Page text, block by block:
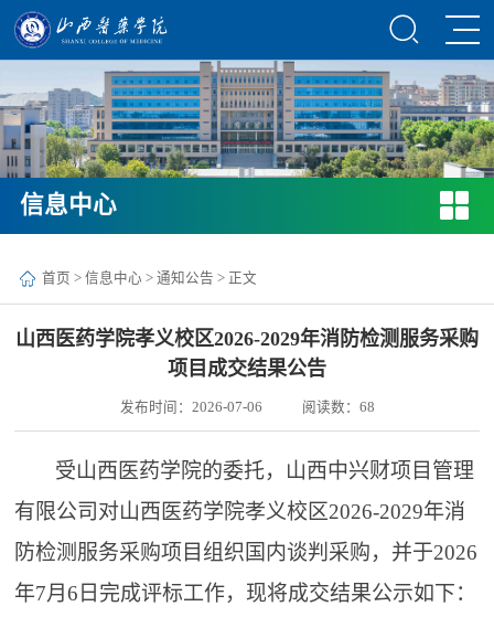
信息中心
首页 > 信息中心 > 通知公告 > 正文
山西医药学院孝义校区2026-2029年消防检测服务采购
项目成交结果公告
发布时间：2026-07-06 阅读数： 68
受山西医药学院的委托，山西中兴财项目管理
有限公司对山西医药学院孝义校区2026-2029年消
防检测服务采购项目组织国内谈判 采购，并于2026
年7月6日 完成评标工作，现将成交结果公示如下：